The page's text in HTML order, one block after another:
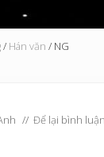
/ Hán văn / NG
// Để lại bình luận